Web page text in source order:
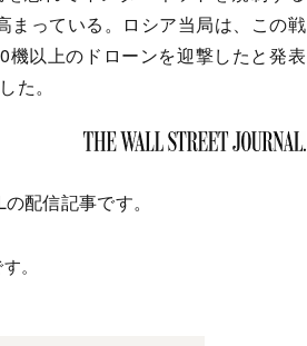
まっている。ロシア当局は、この戦
以上のドローンを迎撃したと発表
た。
配信記事です。
。